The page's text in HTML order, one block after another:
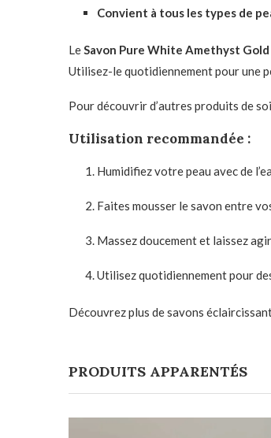
Convient à tous les types de
LeSavon Pure White Amethyst Gold
Utilisez-le quotidiennement pour une
Pour découvrir d’autres produits de
Utilisation recommandée :
Humidifiez votre peau avec de
Faites mousser le savon entre
Massez doucement et laissez
Utilisez quotidiennement pour
Découvrez plus de savons
PRODUITS APPARENTÉS